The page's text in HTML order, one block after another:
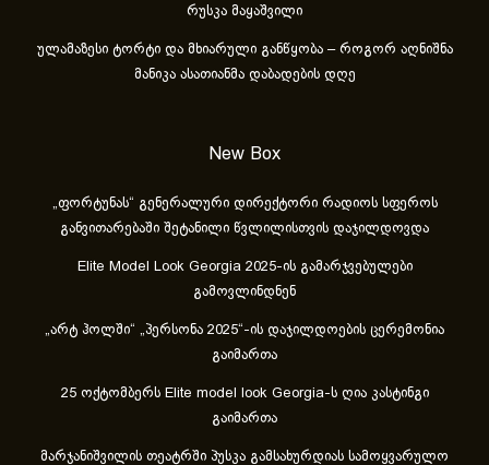
რუსკა მაყაშვილი
ულამაზესი ტორტი და მხიარული განწყობა – როგორ აღნიშნა
მანიკა ასათიანმა დაბადების დღე
New Box
„ფორტუნას“ გენერალური დირექტორი რადიოს სფეროს
განვითარებაში შეტანილი წვლილისთვის დაჯილდოვდა
Elite Model Look Georgia 2025-ის გამარჯვებულები
გამოვლინდნენ
„არტ ჰოლში“ „პერსონა 2025“-ის დაჯილდოების ცერემონია
გაიმართა
25 ოქტომბერს Elite model look Georgia-ს ღია კასტინგი
გაიმართა
მარჯანიშვილის თეატრში პუსკა გამსახურდიას სამოყვარულო